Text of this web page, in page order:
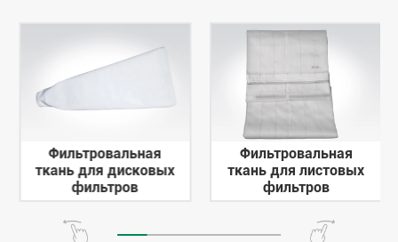
Фильтровальная
ткань для дисковых
фильтров
Фильтровальная
ткань для листовых
фильтров